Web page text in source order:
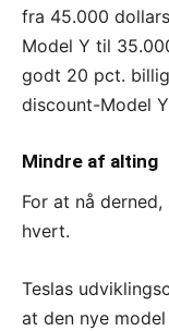
fra 45.000
Model Y til
godt 20 pct.
discount-Model
Mindre af alting
For at nå
hvert.
Teslas
at den nye